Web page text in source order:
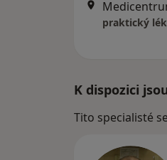
praktický
K dispozici
Tito specialisté